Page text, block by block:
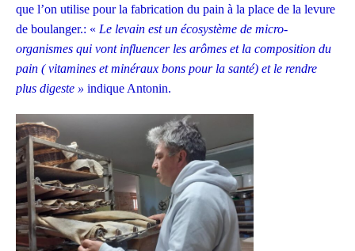
que l’on utilise pour la fabrication du pain à la place de la levure
de boulanger.: « Le levain est un écosystème de micro-
organismes qui vont influencer les arômes et la composition du
pain ( vitamines et minéraux bons pour la santé) et le rendre
plus digeste » indique Antonin.